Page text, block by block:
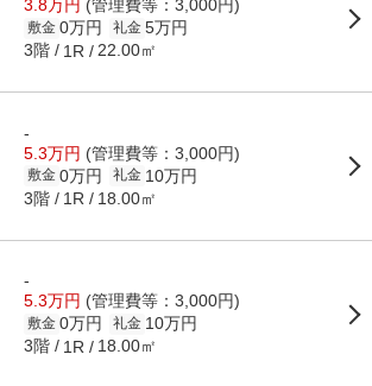
3.8万円 (管理費等：3,000円)
敷金 0万円 礼金 5万円
3階 1R 22.00㎡
-
5.3万円 (管理費等：3,000円)
敷金 0万円 礼金 10万円
3階 1R 18.00㎡
-
5.3万円 (管理費等：3,000円)
敷金 0万円 礼金 10万円
3階 1R 18.00㎡